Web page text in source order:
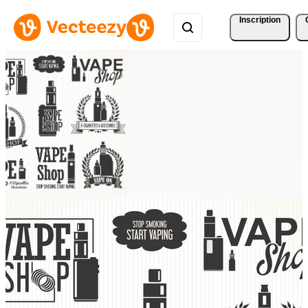
Inscription